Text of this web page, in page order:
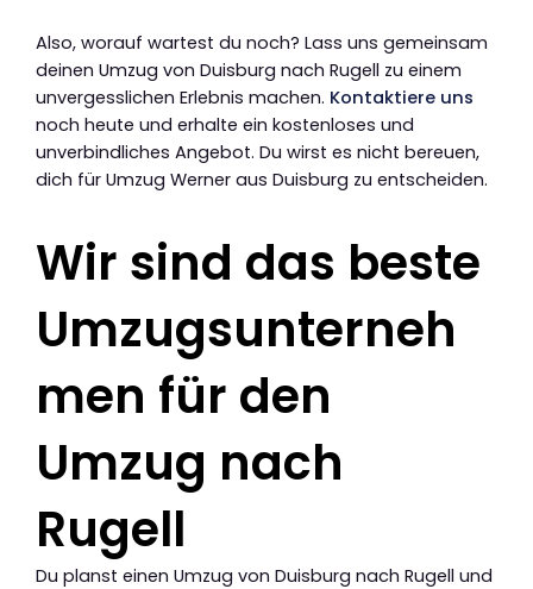
Also, worauf wartest du noch? Lass uns gemeinsam
deinen Umzug von Duisburg nach Rugell zu einem
unvergesslichen Erlebnis machen. Kontaktiere uns
noch heute und erhalte ein kostenloses und
unverbindliches Angebot. Du wirst es nicht bereuen,
dich für Umzug Werner aus Duisburg zu entscheiden.
Wir sind das beste
Umzugsunterneh
men für den
Umzug nach
Rugell
Du planst einen Umzug von Duisburg nach Rugell und